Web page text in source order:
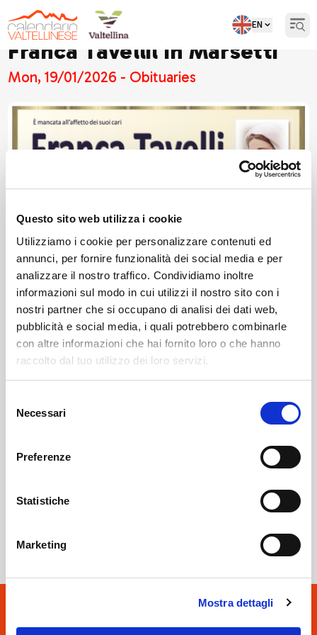
Questo sito web utilizza i cookie
Utilizziamo i cookie per personalizzare contenuti ed
annunci, per fornire funzionalità dei social media e per
analizzare il nostro traffico. Condividiamo inoltre
informazioni sul modo in cui utilizzi il nostro sito con i
nostri partner che si occupano di analisi dei dati web,
pubblicità e social media, i quali potrebbero combinarle
con altre informazioni che hai fornito loro o che hanno
raccolto dal tuo utilizzo dei loro servizi.
delNecessari
Preferenze
Statistiche
Marketing
Mostra dettagli
EN
Franca Tavellil in Marsetti
Mon, 19/01/2026 - Obituaries
Sondrio SOF Società Onoranze Funebri